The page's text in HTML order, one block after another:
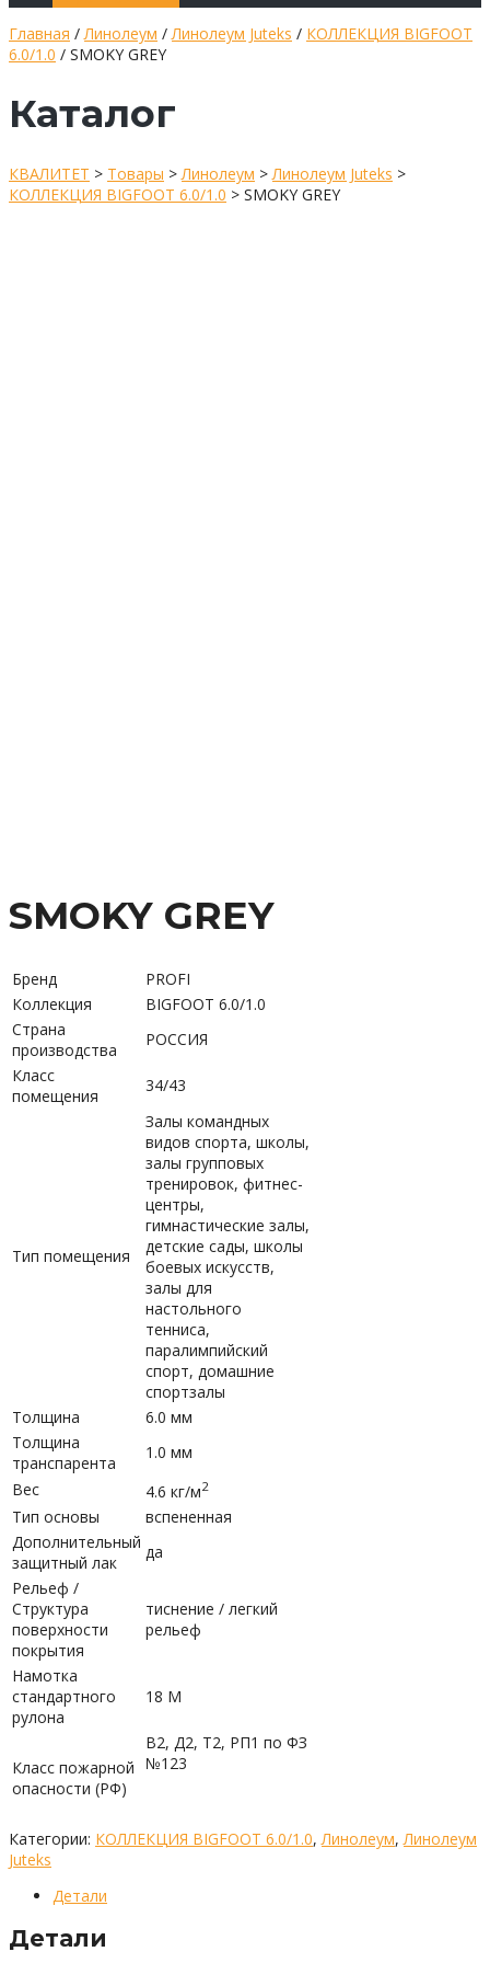
Главная /Линолеум /Линолеум Juteks / КОЛЛЕКЦИЯ BIGFOOT
6.0/1.0 / SMOKY GREY
Каталог
КВАЛИТЕТ > Товары >Линолеум >Линолеум Juteks >
КОЛЛЕКЦИЯ BIGFOOT 6.0/1.0 > SMOKY GREY
SMOKY GREY
Бренд
PROFI
Коллекция
BIGFOOT 6.0/1.0
Страна
производства
РОССИЯ
Класс
помещения
34/43
Тип помещения
Залы командных
видов спорта, школы,
залы групповых
тренировок, фитнес-
центры,
гимнастические залы,
детские сады, школы
боевых искусств,
залы для
настольного
тенниса,
паралимпийский
спорт, домашние
спортзалы
Толщина
6.0 мм
Толщина
транспарента
1.0 мм
Вес
4.6 кг/м2
Тип основы
вспененная
Дополнительный
защитный лак
да
Рельеф /
Структура
поверхности
покрытия
тиснение / легкий
рельеф
Намотка
стандартного
рулона
18 М
Класс пожарной
опасности (РФ)
В2, Д2, Т2, РП1 по ФЗ
№123
Категории: КОЛЛЕКЦИЯ BIGFOOT 6.0/1.0, Линолеум, Линолеум
Juteks
Детали
Детали